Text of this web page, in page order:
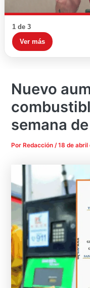
1 de 3
Ver más
Nuevo
semana
Por Redacción/18 de abril